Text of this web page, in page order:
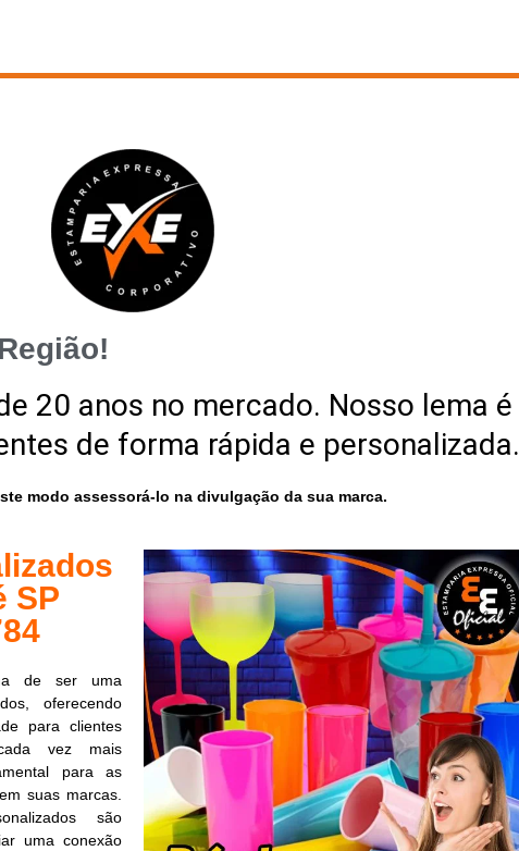
20 anos no mercado. Nosso lema é
de forma rápida e personalizada.
modo assessorá-lo na divulgação da sua marca.
SP
de ser uma
oferecendo
para clientes
vez mais
para as
suas marcas.
são
uma conexão